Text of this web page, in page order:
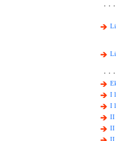
I
I
II
II
II